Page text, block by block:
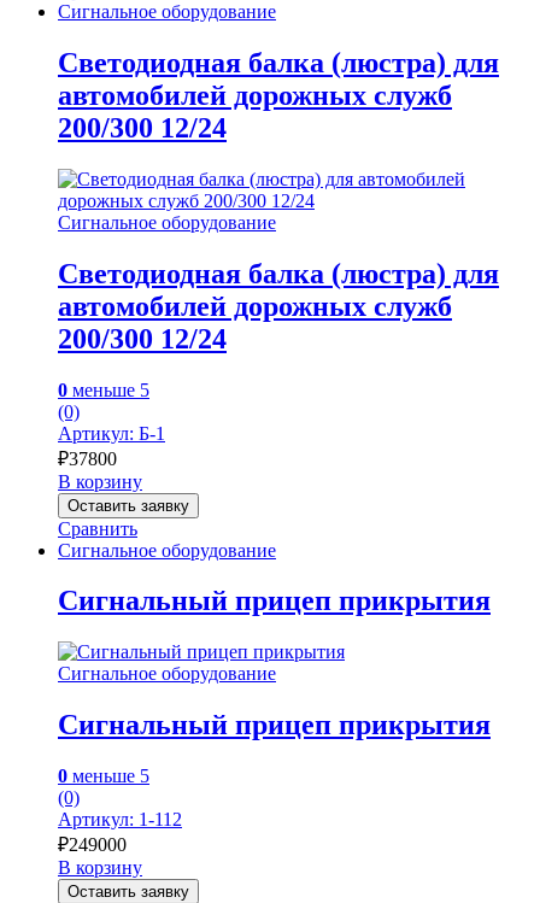
Сигнальное оборудование
Светодиодная балка (люстра) для
автомобилей дорожных служб
200/300 12/24
Сигнальное оборудование
Светодиодная балка (люстра) для
автомобилей дорожных служб
200/300 12/24
0 меньше 5
(0)
Артикул: Б-1
₽37800
В корзину
Оставить заявку
Сравнить
Сигнальное оборудование
Сигнальный прицеп прикрытия
Сигнальное оборудование
Сигнальный прицеп прикрытия
0 меньше 5
(0)
Артикул: 1-112
₽249000
В корзину
Оставить заявку